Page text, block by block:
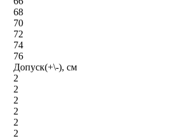
68
70
72
74
76
Допуск(+\-), см
2
2
2
2
2
2